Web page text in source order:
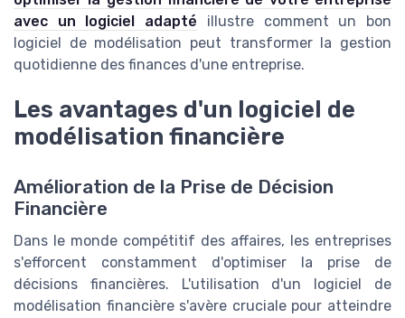
avec un logiciel adapté illustre comment un bon
logiciel de modélisation peut transformer la gestion
quotidienne des finances d'une entreprise.
Les avantages d'un logiciel de
modélisation financière
Amélioration de la Prise de Décision
Financière
Dans le monde compétitif des affaires, les entreprises
s'efforcent constamment d'optimiser la prise de
décisions financières. L'utilisation d'un logiciel de
modélisation financière s'avère cruciale pour atteindre